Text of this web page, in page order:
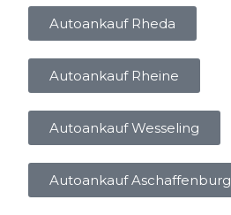
Autoankauf Rheda
Autoankauf Rheine
Autoankauf Wesseling
Autoankauf Aschaffenburg